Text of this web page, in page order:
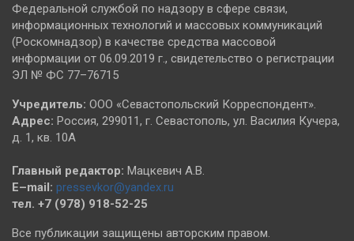
Федеральной службой по надзору в сфере связи,
информационных технологий и массовых коммуникаций
(Роскомнадзор) в качестве средства массовой
информации от 06.09.2019 г., свидетельство о регистрации
ЭЛ № ФС 77–76715
Учредитель: ООО «Севастопольский Корреспондент».
Адрес: Россия, 299011, г. Севастополь, ул. Василия Кучера,
д. 1, кв. 10А
Главный редактор: Мацкевич А.В.
E–mail: pressevkor@yandex.ru
тел. +7 (978) 918-52-25
Все публикации защищены авторским правом.